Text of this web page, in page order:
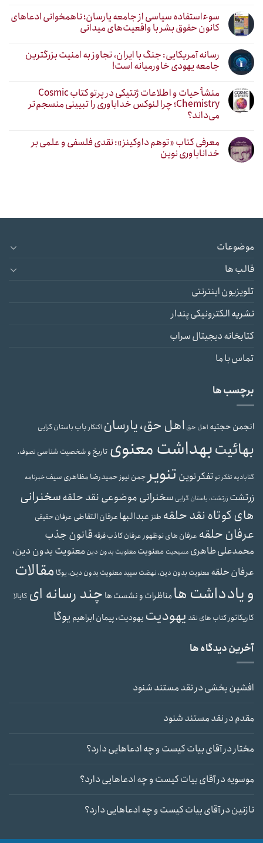
سوءاستفاده سیاسی از جامعه یارسان؛ ناهمخوانی ادعاهای
کانون حقوق بشر با واقعیت‌های میدانی
رسانه آمریکایی: جنگ با ایران، تجاوز به امنیت بزرگترین
جامعه یهودی خاورمیانه است!
منشأ حیات و اطلاعات ژنتیکی در پرتو کتاب Cosmic
Chemistry؛ چرا لنوکس خداباوری را تبیینی منسجم‌تر
می‌داند؟
معرفی کتاب «توهم داوکینز»: نقدی فلسفی و علمی بر
خداناباوری نوین
موضوعات
قالب ها
تلویزیون اینترنتی
نشریه الکترونیکی پندار
کتابخانه دیجیتال سراب
تماس با ما
برچسب ها
انجمن حجتیه اهل حق اهل حق، یارسان اکنکارباب باستان گرایی
بهائیتبهداشت معنوی تاریخ و شخصیت شناسی تصوف،
گنابادیه تفکر نوتفکر نوین تنویر جمن نیوز حمیدرضا مظاهری سیفخبرنامه
زرتشت زرتشت، باستان گرایی سخنرانی موضوعی نقد حلقهسخنرانی
های کوتاه نقد حلقه طنز عبدالبهاعرفان التقاطی عرفان حقیقی
عرفان حلقه عرفان های نوظهور عرفان کاذبفرقه قانون جذب
محمدعلی طاهری مسیحیت معنویت معنویت بدون دین معنویت بدون دین،
عرفان حلقه معنویت بدون دین، نهضت سپیدمعنویت بدون دین، یوگا مقالات
و یادداشت هامناظرات و نشست ها چند رسانه ای کابالا
کاریکاتور کتاب های نقد یهودیت یهودیت، پیمان ابراهیم یوگا
آخرین دیدگاه ها
افشین بخشیدرنقد مستند شنود
مقدمدرنقد مستند شنود
مختاردرآقای بیات کیست و چه ادعاهایی دارد؟
موسویهدرآقای بیات کیست و چه ادعاهایی دارد؟
نازنیندرآقای بیات کیست و چه ادعاهایی دارد؟